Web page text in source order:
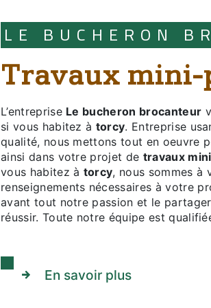
LE BUCHERON
travaux
L’entreprise Le bucheron brocanteur
si vous habitez à torcy. Entreprise
qualité, nous mettons tout en oeuvre
ainsi dans votre projet de travaux
vous habitez à torcy, nous sommes à
renseignements nécessaires à votre
avant tout notre passion et le
réussir. Toute notre équipe est
En savoir plus